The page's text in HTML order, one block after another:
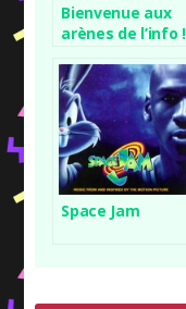
Bienvenue aux
arènes de l’info !
Space Jam